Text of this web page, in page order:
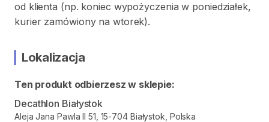
od klienta (np. koniec wypożyczenia w poniedziałek,
kurier zamówiony na wtorek).
Lokalizacja
Ten produkt odbierzesz w sklepie:
Decathlon Białystok
Aleja Jana Pawla II 51, 15-704 Białystok, Polska